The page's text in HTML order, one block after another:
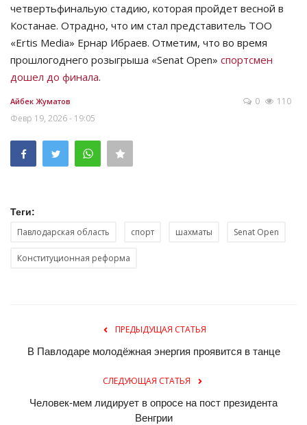
четвертьфинальую стадию, которая пройдет весной в
Костанае. Отрадно, что им стал представитель ТОО
«Ertis Media» Ернар Ибраев. Отметим, что во время
прошлогоднего розыгрыша «Senat Open» спортсмен
дошел до финала.
Айбек Жуматов
Февр 19, 2026 - 19:05
0 110
Теги:
Павлодарская область спорт шахматы Senat Open
Конституционная реформа
ПРЕДЫДУЩАЯ СТАТЬЯ
В Павлодаре молодёжная энергия проявится в танце
СЛЕДУЮЩАЯ СТАТЬЯ
Человек-мем лидирует в опросе на пост президента
Венгрии